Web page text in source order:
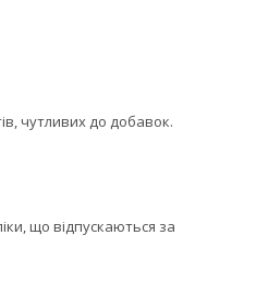
чутливих до добавок.
що відпускаються за